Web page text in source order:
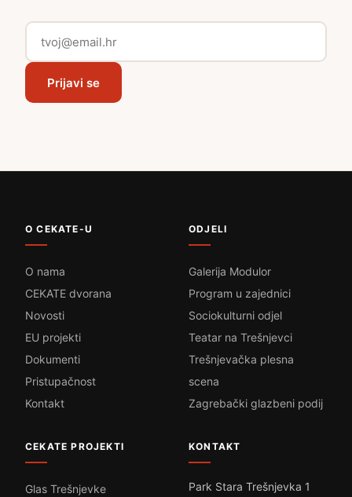
Prijavi se
O CEKATE-U
O nama
CEKATE dvorana
Novosti
EU projekti
Dokumenti
Pristupačnost
Kontakt
ODJELI
Galerija Modulor
Program u zajednici
Sociokulturni odjel
Teatar na Trešnjevci
Trešnjevačka plesna
scena
Zagrebački glazbeni podij
CEKATE PROJEKTI
Glas Trešnjevke
KONTAKT
Park Stara Trešnjevka 1